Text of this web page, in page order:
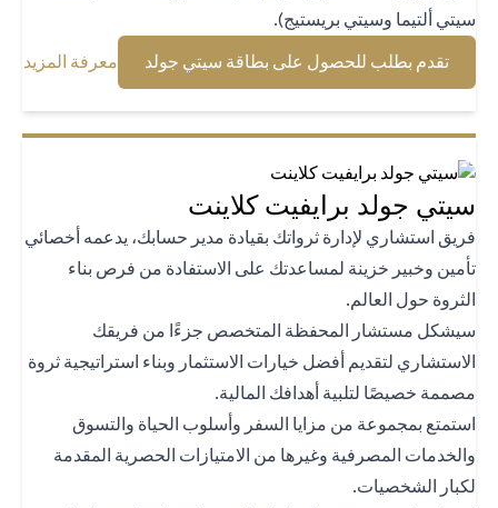
ألتيما وسيتي بريستيج).
تقدم بطلب للحصول على بطاقة سيتي جولد (opens in a new tab) معرفة المزيد(opens in a new tab)
جولد برايفيت كلاينت
استشاري لإدارة ثرواتك بقيادة مدير حسابك، يدعمه أخصائي
وخبير خزينة لمساعدتك على الاستفادة من فرص بناء
حول العالم.
مستشار المحفظة المتخصص جزءًا من فريقك
لتقديم أفضل خيارات الاستثمار وبناء استراتيجية ثروة
خصيصًا لتلبية أهدافك المالية.
بمجموعة من مزايا السفر وأسلوب الحياة والتسوق
المصرفية وغيرها من الامتيازات الحصرية المقدمة
الشخصيات.